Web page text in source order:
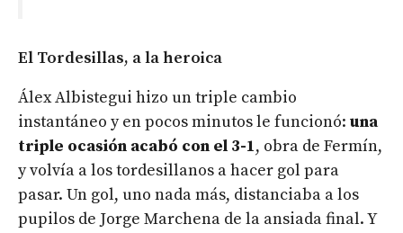
El Tordesillas, a la heroica
Álex Albistegui hizo un triple cambio
instantáneo y en pocos minutos le funcionó: una
triple ocasión acabó con el 3-1, obra de Fermín,
y volvía a los tordesillanos a hacer gol para
pasar. Un gol, uno nada más, distanciaba a los
pupilos de Jorge Marchena de la ansiada final. Y